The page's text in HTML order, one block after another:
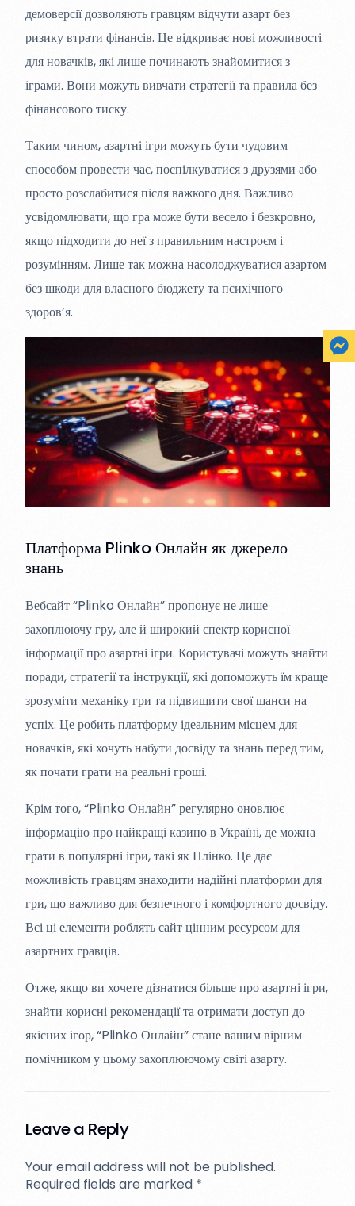
демоверсії дозволяють гравцям відчути азарт без
ризику втрати фінансів. Це відкриває нові можливості
для новачків, які лише починають знайомитися з
іграми. Вони можуть вивчати стратегії та правила без
фінансового тиску.
Таким чином, азартні ігри можуть бути чудовим
способом провести час, поспілкуватися з друзями або
просто розслабитися після важкого дня. Важливо
усвідомлювати, що гра може бути весело і безкровно,
якщо підходити до неї з правильним настроєм і
розумінням. Лише так можна насолоджуватися азартом
без шкоди для власного бюджету та психічного
здоров’я.
Платформа Plinko Онлайн як джерело
знань
Вебсайт “Plinko Онлайн” пропонує не лише
захоплюючу гру, але й широкий спектр корисної
інформації про азартні ігри. Користувачі можуть знайти
поради, стратегії та інструкції, які допоможуть їм краще
зрозуміти механіку гри та підвищити свої шанси на
успіх. Це робить платформу ідеальним місцем для
новачків, які хочуть набути досвіду та знань перед тим,
як почати грати на реальні гроші.
Крім того, “Plinko Онлайн” регулярно оновлює
інформацію про найкращі казино в Україні, де можна
грати в популярні ігри, такі як Плінко. Це дає
можливість гравцям знаходити надійні платформи для
гри, що важливо для безпечного і комфортного досвіду.
Всі ці елементи роблять сайт цінним ресурсом для
азартних гравців.
Отже, якщо ви хочете дізнатися більше про азартні ігри,
знайти корисні рекомендації та отримати доступ до
якісних ігор, “Plinko Онлайн” стане вашим вірним
помічником у цьому захоплюючому світі азарту.
Leave a Reply
Your email address will not be published.
Required fields are marked *